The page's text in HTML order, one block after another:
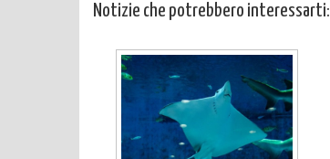
Notizie che potrebbero interessarti: